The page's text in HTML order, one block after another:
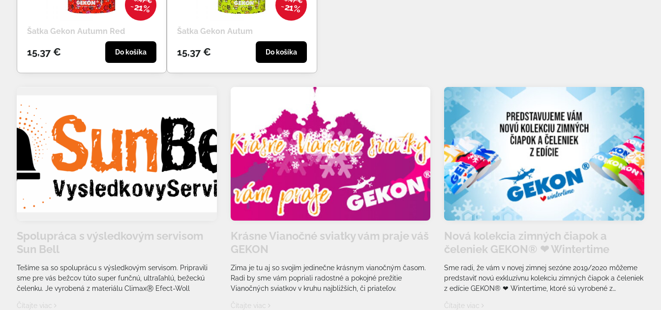
21%
Šatka Gekon Autumn Red
15,37 € Do košíka
21%
Šatka Gekon Autum
15,37 € Do košíka
Spolupráca s výsledkovým servisom
Sun Bell
Tešíme sa so spoluprácu s výsledkovým servisom. Pripravili
sme pre vás bežcov túto super funčnú, ultraľahlú, bežeckú
čelenku. Je vyrobená z materiálu ClimaxⓇ Efect-Woll
Čítajte viac
Krásne Vianočné sviatky vám praje váš
GEKON
Zima je tu aj so svojím jedinečne krásnym vianočným časom.
Radi by sme vám popriali radostné a pokojné prežitie
Vianočných sviatkov v kruhu najbližších, či priateľov.
Čítajte viac
Nová kolekcia zimných čiapok a
čeleniek GEKON® ❤ Wintertime
Sme radi, že vám v novej zimnej sezóne 2019/2020 môžeme
predstaviť novú exkluzívnu kolekciu zimných čiapok a čeleniek
z edície GEKON® ❤ Wintertime, ktoré sú vyrobené z
Čítajte viac